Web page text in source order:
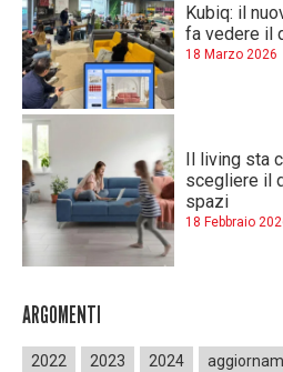
Kubiq: il
fa vedere il
18 Marzo 2026
Il living sta
scegliere il
spazi
18 Febbraio
ARGOMENTI
2022 2023 2024